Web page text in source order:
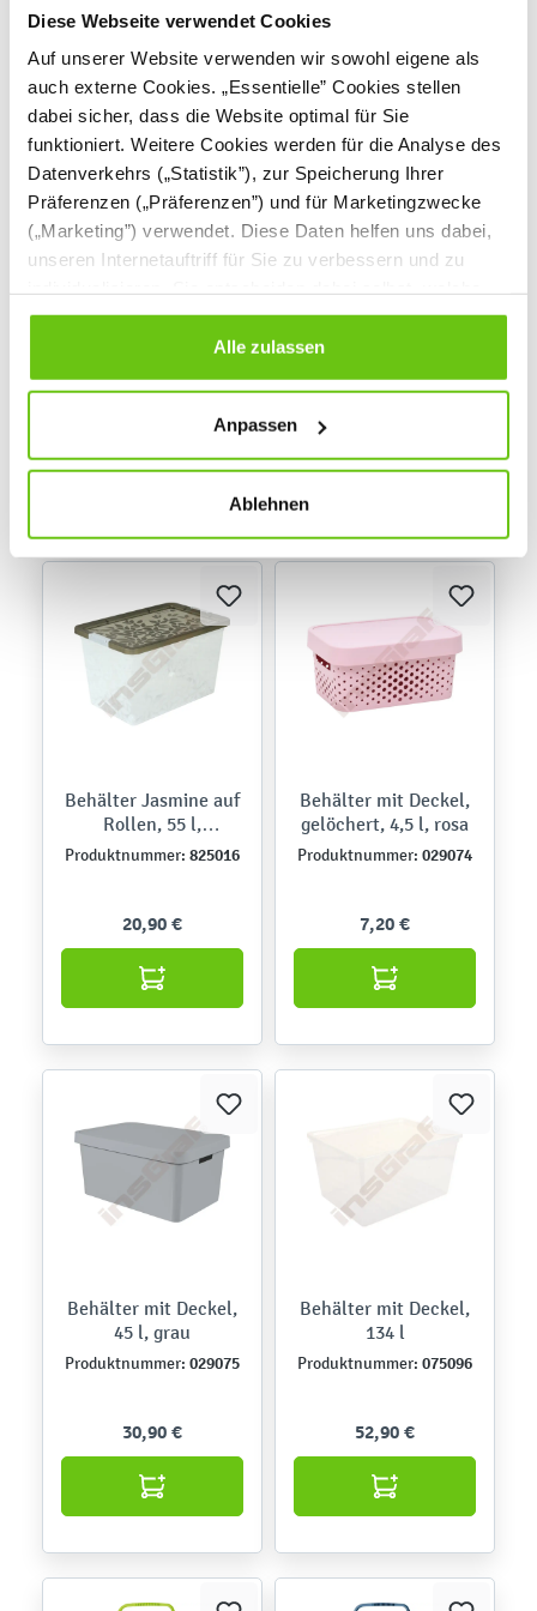
Diese Webseite verwendet Cookies
Auf unserer Website verwenden wir sowohl eigene als
auch externe Cookies. „Essentielle” Cookies stellen
dabei sicher, dass die Website optimal für Sie
funktioniert. Weitere Cookies werden für die Analyse des
Datenverkehrs („Statistik”), zur Speicherung Ihrer
Präferenzen („Präferenzen”) und für Marketingzwecke
(„Marketing”) verwendet. Diese Daten helfen uns dabei,
unseren Internetauftriff für Sie zu verbessern und zu
Cookies Sie erlauben. Verweigern Sie Ihre Zustimmung,
wählen Sie „Alle ablehnen” – in diesem Fall werden nur
Daten verarbeitet, die für den Besuch unserer Website
jederzeit ändern, indem Sie auf die Schaltfläche unten
links klicken. Weitere Informationen zur Datennutzung
Alle zulassen
Anpassen
Ablehnen
Behälter Jasmine auf
Rollen, 26 l,
825033
Behälter Jasmine, 33
l, transparent
Produktnummer:
Behälter Jasmine auf
Rollen, 55 l,
transparent
Produktnummer: 825016
20,90 €
Behälter mit Deckel,
gelöchert, 4,5 l, rosa
Produktnummer: 029074
7,20 €
Behälter mit Deckel,
45 l, grau
Produktnummer: 029075
30,90 €
Behälter mit Deckel,
134 l
Produktnummer: 075096
52,90 €